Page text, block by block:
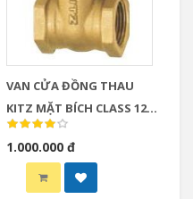
VAN CỬA ĐỒNG THAU
KITZ MẶT BÍCH CLASS 125,
MODEL : FH / CFH / AKFH
1.000.000 đ